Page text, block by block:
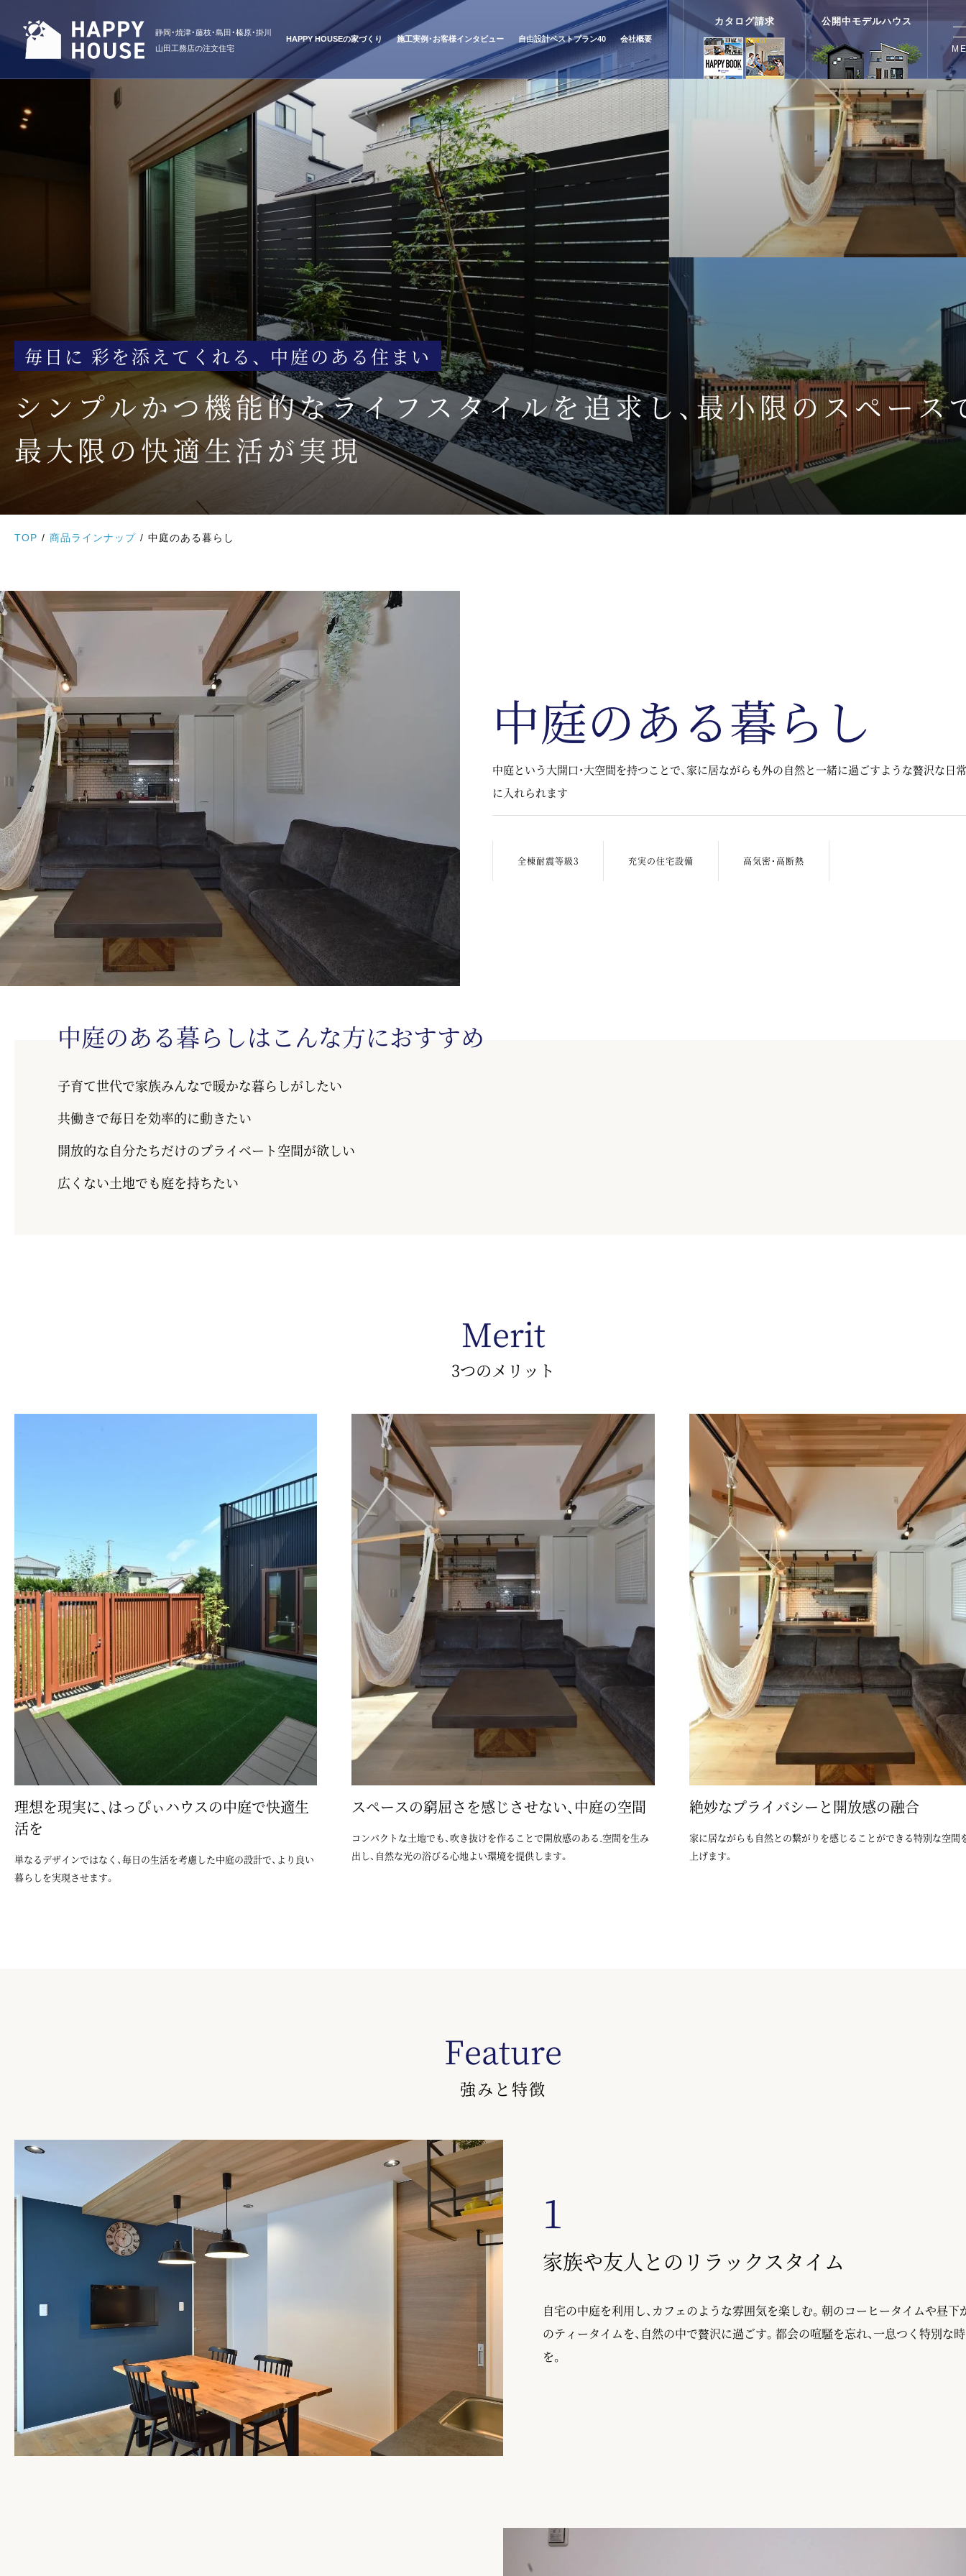
静岡・焼津・藤枝・島田・榛原・掛川
山田工務店の注文住宅
HAPPY HOUSEの家づくり 施工実例・お客様インタビュー 自由設計ベストプラン40 会社概要
カタログ請求 公開中モデルハウス
毎日に 彩を添えてくれる、 中庭のある住まい
シンプルかつ機能的なライフスタイルを追求し、最小限のスペース
最大限の快適生活が実現
TOP 商品ラインナップ 中庭のある暮らし
中庭のある暮らし
中庭という大開口・大空間を持つことで、家に居ながらも外の自然と一緒に過ごすような贅沢な日
に入れられます
全棟耐震等級3 充実の住宅設備 高気密・高断熱
中庭のある暮らしはこんな方におすすめ
子育て世代で家族みんなで暖かな暮らしがしたい
共働きで毎日を効率的に動きたい
開放的な自分たちだけのプライベート空間が欲しい
広くない土地でも庭を持ちたい
Merit
3つのメリット
理想を現実に、はっぴぃハウスの中庭で快適生
活を
単なるデザインではなく、毎日の生活を考慮した中庭の設計で、より良い
暮らしを実現させます。
スペースの窮屈さを感じさせない、中庭の空間
コンパクトな土地でも、吹き抜けを作ることで開放感のある.空間を生み
出し、自然な光の浴びる心地よい環境を提供します。
絶妙なプライバシーと開放感の融合
家に居ながらも自然との繋がりを感じることができる特別な空間
上げます。
Feature
強みと特徴
1
家族や友人とのリラックスタイム
自宅の中庭を利用し、カフェのような雰囲気を楽しむ。朝のコーヒータイムや昼下
のティータイムを、自然の中で贅沢に過ごす。都会の喧騒を忘れ、一息つく特別な
を。